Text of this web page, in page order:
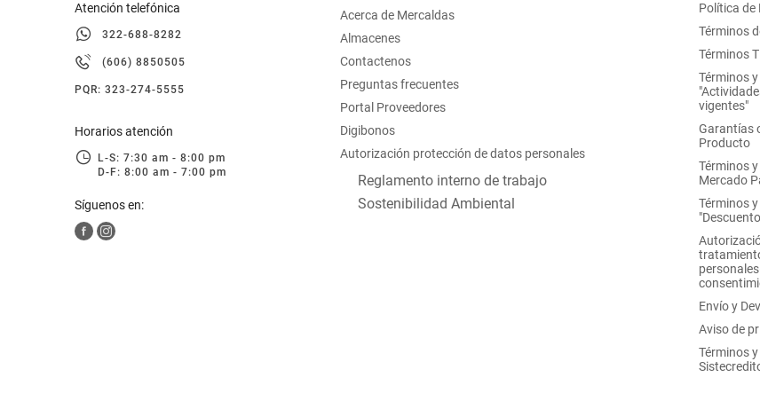
Atención telefónica
322-688-8282
(606) 8850505
PQR: 323-274-5555
Horarios atención
L-S: 7:30 am - 8:00 pm
D-F: 8:00 am - 7:00 pm
Síguenos en:
Acerca de Mercaldas
Almacenes
Contactenos
Preguntas frecuentes
Portal Proveedores
Digibonos
Autorización protección de datos personales
Reglamento interno de trabajo
Sostenibilidad Ambiental
Política de
Términos
Términos
Términos
vigentes"
Garantías
Producto
Términos
Mercado
Términos
Envío y
Aviso de
Términos